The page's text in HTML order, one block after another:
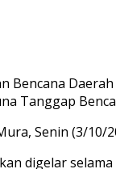
Tanggap
Senin (3/10/
digelar